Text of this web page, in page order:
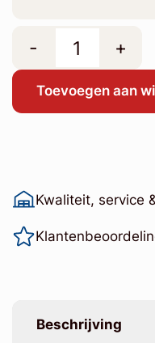
- +
Toevoegen aan
Kwaliteit, service
Beschrijving